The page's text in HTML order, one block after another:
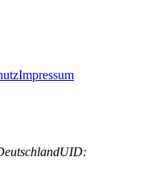
Impressum
UID: